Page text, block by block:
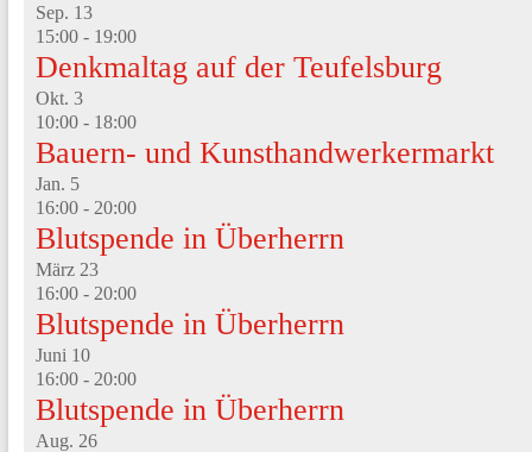
Sep. 13
15:00- 19:00
Denkmaltag auf der Teufelsburg
Okt. 3
10:00- 18:00
Bauern- und Kunsthandwerkermarkt
Jan. 5
16:00- 20:00
Blutspende in Überherrn
März 23
16:00- 20:00
Blutspende in Überherrn
Juni 10
16:00- 20:00
Blutspende in Überherrn
Aug. 26